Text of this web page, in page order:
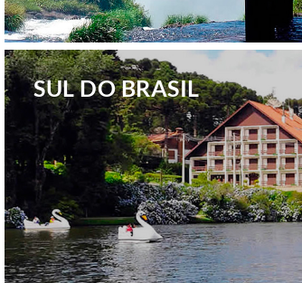
.
SUL DO BRASIL